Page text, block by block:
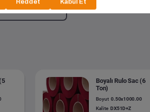
Daha fazla göster
Boyalı Rulo Sac (6
Ton)
Boyut 0.50x1000.00
Kalite DX51D+Z